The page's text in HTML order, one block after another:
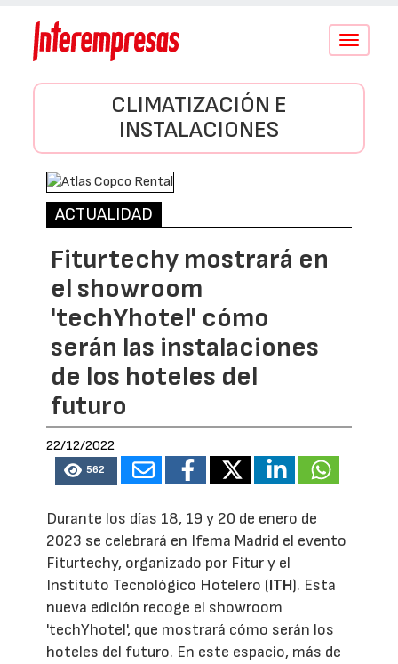
Conmutar
CLIMATIZACIÓN E
INSTALACIONES
ACTUALIDAD
Fiturtechy mostrará en
el showroom
'techYhotel' cómo
serán las instalaciones
de los hoteles del
futuro
22/12/2022
562
Durante los días 18, 19 y 20 de enero de
2023 se celebrará en Ifema Madrid el evento
Fiturtechy, organizado por Fitur y el
Instituto Tecnológico Hotelero (ITH). Esta
nueva edición recoge el showroom
'techYhotel', que mostrará cómo serán los
hoteles del futuro. En este espacio, más de